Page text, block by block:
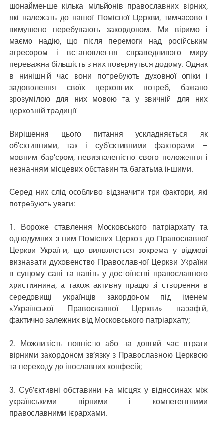
щонайменше кілька мільйонів православних вірних,
які належать до нашої Помісної Церкви, тимчасово і
вимушено перебувають закордоном. Ми віримо і
маємо надію, що після перемоги над російським
агресором і встановлення справедливого миру
переважна більшість з них повернуться додому. Однак
в нинішній час вони потребують духовної опіки і
задоволення своїх церковних потреб, бажано
зрозумілою для них мовою та у звичній для них
церковній традиції.
Вирішення цього питання ускладняється як
об’єктивними, так і суб’єктивними факторами –
мовним бар’єром, невизначеністю свого положення і
незнанням місцевих обставин та багатьма іншими.
Серед них слід особливо відзначити три фактори, які
потребують уваги:
1. Вороже ставлення Московського патріархату та
однодумних з ним Помісних Церков до Православної
Церкви України, що виявляється зокрема у відмові
визнавати духовенство Православної Церкви України
в сущому сані та навіть у достоїнстві православного
християнина, а також активну працю зі створення в
середовищі українців закордоном під іменем
«Української Православної Церкви» парафій,
фактично залежних від Московського патріархату;
2. Можливість повністю або на довгий час втрати
вірними закордоном зв’язку з Православною Церквою
та переходу до інославних конфесій;
3. Суб’єктивні обставини на місцях у відносинах між
українськими вірними і компетентними
православними ієрархами.